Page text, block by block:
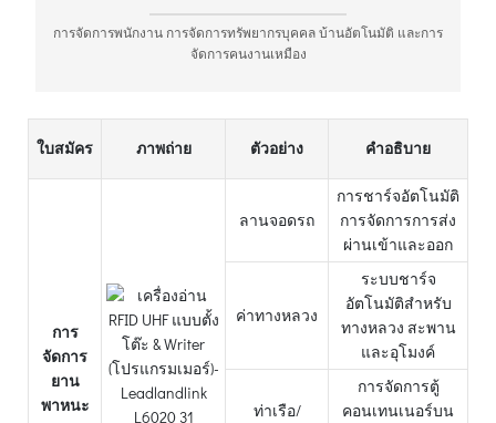
การจัดการพนักงาน การจัดการทรัพยากรบุคคล บ้านอัตโนมัติ และการ
จัดการคนงานเหมือง
ใบสมัคร ภาพถ่าย ตัวอย่าง คำอธิบาย
การ
จัดการ
ยาน
พาหนะ
ลานจอดรถ
การชาร์จอัตโนมัติ
การจัดการการส่ง
ผ่านเข้าและออก
ค่าทางหลวง
ระบบชาร์จ
อัตโนมัติสำหรับ
ทางหลวง สะพาน
และอุโมงค์
ท่าเรือ/
การจัดการตู้
คอนเทนเนอร์บน